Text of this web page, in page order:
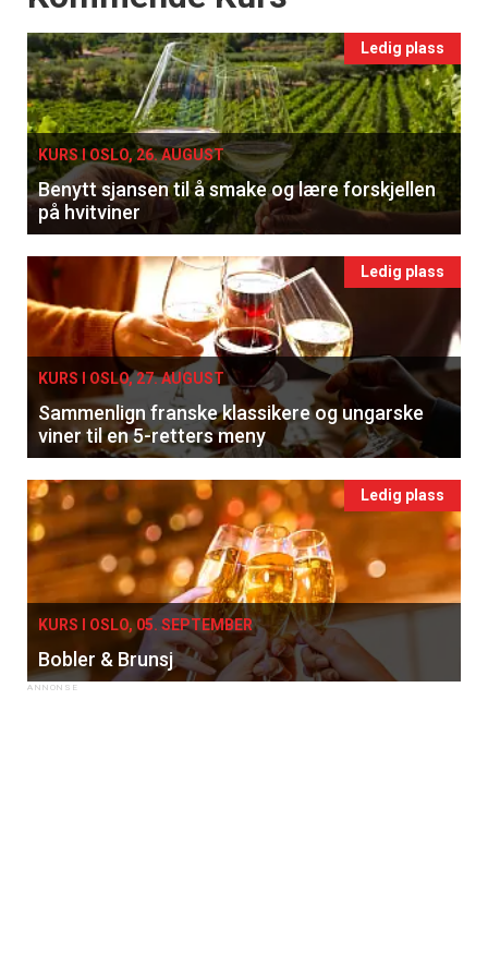
Ledig plass
KURS I OSLO, 26. AUGUST
Benytt sjansen til å smake og lære forskjellen
på hvitviner
Ledig plass
KURS I OSLO, 27. AUGUST
Sammenlign franske klassikere og ungarske
viner til en 5-retters meny
Ledig plass
KURS I OSLO, 05. SEPTEMBER
Bobler & Brunsj